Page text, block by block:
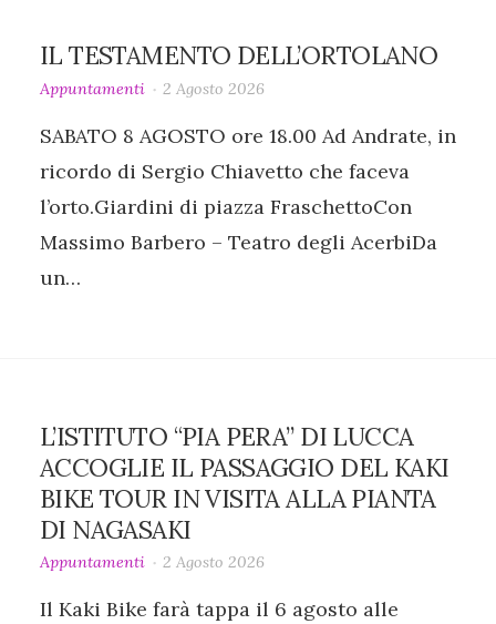
IL TESTAMENTO DELL’ORTOLANO
Appuntamenti 2 Agosto 2026
SABATO 8 AGOSTO ore 18.00 Ad Andrate, in
ricordo di Sergio Chiavetto che faceva
l’orto.Giardini di piazza FraschettoCon
Massimo Barbero – Teatro degli AcerbiDa
un…
L’ISTITUTO “PIA PERA” DI LUCCA
ACCOGLIE IL PASSAGGIO DEL KAKI
BIKE TOUR IN VISITA ALLA PIANTA
DI NAGASAKI
Appuntamenti 2 Agosto 2026
Il Kaki Bike farà tappa il 6 agosto alle